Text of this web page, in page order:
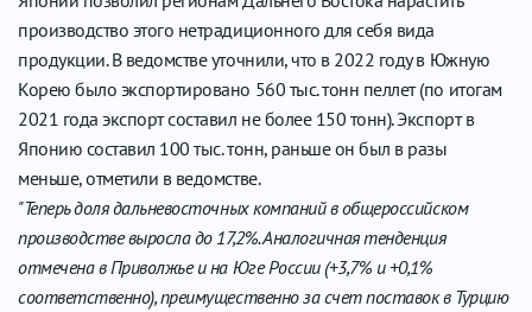
производство этого нетрадиционного для себя вида
продукции. В ведомстве уточнили, что в 2022 году в Южную
Корею было экспортировано 560 тыс. тонн пеллет (по итогам
2021 года экспорт составил не более 150 тонн). Экспорт в
Японию составил 100 тыс. тонн, раньше он был в разы
меньше, отметили в ведомстве.
"Теперь доля дальневосточных компаний в общероссийском
производстве выросла до 17,2%. Аналогичная тенденция
отмечена в Приволжье и на Юге России (+3,7% и +0,1%
соответственно), преимущественно за счет поставок в Турцию